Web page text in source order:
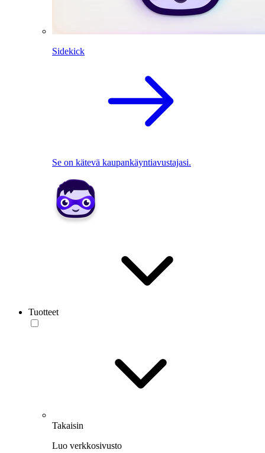
Sidekick
Se on kätevä kaupankäyntiavustajasi.
Tuotteet
Takaisin
Luo verkkosivusto